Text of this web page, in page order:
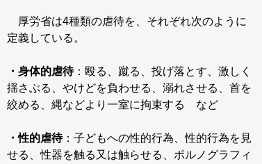
厚労省は4種類の虐待を、それぞれ次のように
定義している。
・身体的虐待：殴る、蹴る、投げ落とす、激しく
揺さぶる、やけどを負わせる、溺れさせる、首を
絞める、縄などより一室に拘束する など
・性的虐待：子どもへの性的行為、性的行為を見
せる、性器を触る又は触らせる、ポルノグラフィ